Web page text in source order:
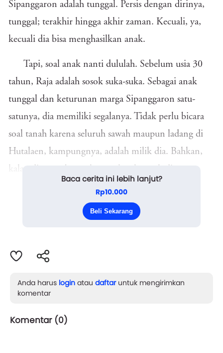
Sipanggaron adalah tunggal. Persis dengan dirinya,
tunggal; terakhir hingga akhir zaman. Kecuali, ya,
kecuali dia bisa menghasilkan anak.
Tapi, soal anak nanti dululah. Sebelum usia 30
tahun, Raja adalah sosok suka-suka. Sebagai anak
tunggal dan keturunan marga Sipanggaron satu-
satunya, dia memiliki segalanya. Tidak perlu bicara
soal tanah karena seluruh sawah maupun ladang di
Hutalaen, kampungnya, adalah milik dia. Bahkan,
Kecamatan Aekbeda juga miliknya. Kecamatan yang
berada di seberang kabupaten sana itu dulunya
Baca cerita ini lebih lanjut?
Rp10.000
Beli Sekarang
Anda harus login atau daftaruntuk mengirimkan
komentar
Komentar (0)